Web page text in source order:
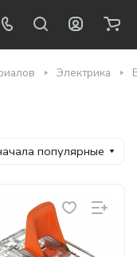
Электрика
популярные